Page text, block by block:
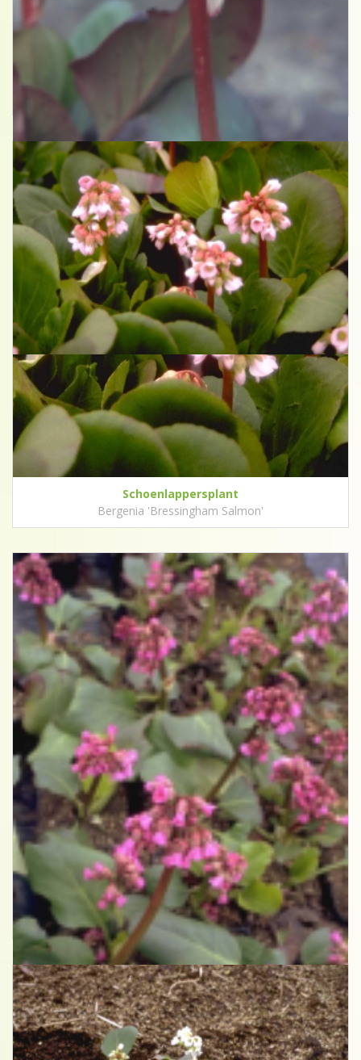
Schoenlappersplant
Bergenia 'Perfect'
Schoenlappersplant
Bergenia 'Bressingham Salmon'
Schoenlappersplant
Bergenia 'Morgenr?te'